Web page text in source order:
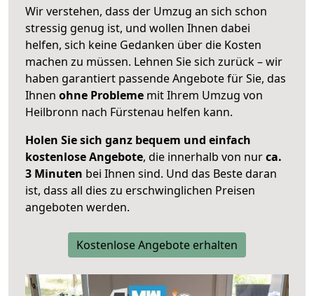
Wir verstehen, dass der Umzug an sich schon
stressig genug ist, und wollen Ihnen dabei
helfen, sich keine Gedanken über die Kosten
machen zu müssen. Lehnen Sie sich zurück – wir
haben garantiert passende Angebote für Sie, das
Ihnen ohne Probleme mit Ihrem Umzug von
Heilbronn nach Fürstenau helfen kann.
Holen Sie sich ganz bequem und einfach
kostenlose Angebote, die innerhalb von nurca.
3 Minuten bei Ihnen sind. Und das Beste daran
ist, dass all dies zu erschwinglichen Preisen
angeboten werden.
Kostenlose Angebote erhalten